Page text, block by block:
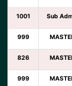
1001 Sub
999
826
999